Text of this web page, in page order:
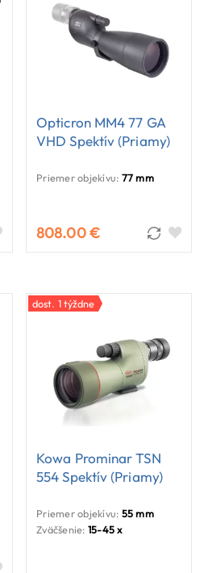
Opticron MM4 77 GA
VHD Spektív (priamy)
Priemer objekívu: 77 mm
808.00 €
dost. 1 týždne
Kowa Prominar TSN
554 Spektív (priamy)
Priemer objekívu: 55 mm
Zväčšenie: 15-45 x